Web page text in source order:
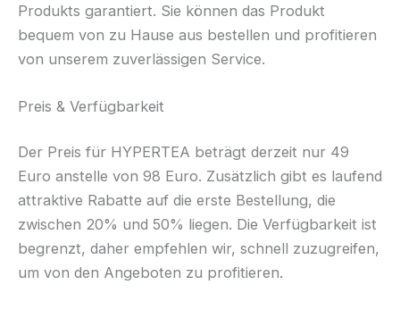
Produkts garantiert. Sie können das Produkt
bequem von zu Hause aus bestellen und profitieren
von unserem zuverlässigen Service.
Preis & Verfügbarkeit
Der Preis für HYPERTEA beträgt derzeit nur 49
Euro anstelle von 98 Euro. Zusätzlich gibt es laufend
attraktive Rabatte auf die erste Bestellung, die
zwischen 20% und 50% liegen. Die Verfügbarkeit ist
begrenzt, daher empfehlen wir, schnell zuzugreifen,
um von den Angeboten zu profitieren.